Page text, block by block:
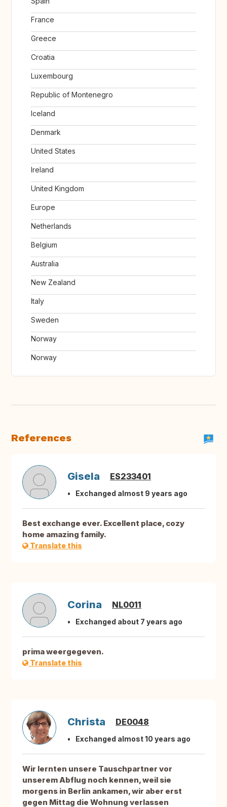
France
Greece
Croatia
Luxembourg
Republic of Montenegro
Iceland
Denmark
United States
Ireland
United Kingdom
Europe
Netherlands
Belgium
Australia
New Zealand
Italy
Sweden
Norway
Norway
References
Gisela ES233401
Exchanged almost 9 years ago
Best exchange ever. Excellent place, cozy
home amazing family.
Translate this
Corina NL0011
Exchanged about 7 years ago
prima weergegeven.
Translate this
Christa DE0048
Exchanged almost 10 years ago
Wir lernten unsere Tauschpartner vor
unserem Abflug noch kennen, weil sie
morgens in Berlin ankamen, wir aber erst
gegen Mittag die Wohnung verlassen